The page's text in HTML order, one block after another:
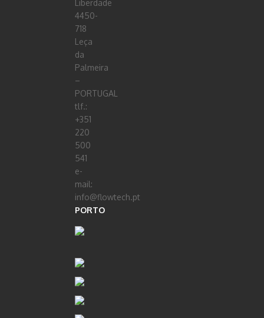
Liberdade
4450-
718
Leça
da
Palmeira
–
PORTUGAL
tlf.:
+351
220
500
541
e-
mail:
info@flowtech.pt
PORTO